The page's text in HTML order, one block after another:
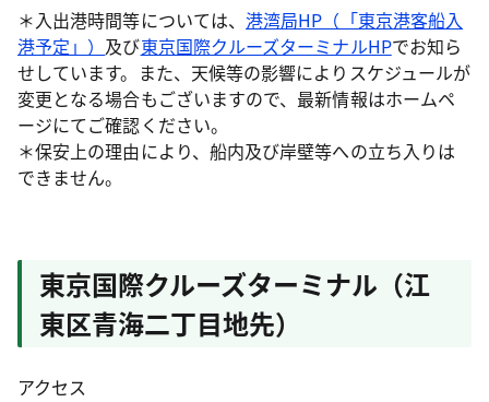
＊入出港時間等については、港湾局HP（「東京港客船入
港予定」） 及び東京国際クルーズターミナルHPでお知ら
せしています。また、天候等の影響によりスケジュールが
変更となる場合もございますので、最新情報はホームペ
ージにてご確認ください。
＊保安上の理由により、船内及び岸壁等への立ち入りは
できません。
東京国際クルーズターミナル（江
東区青海二丁目地先）
アクセス